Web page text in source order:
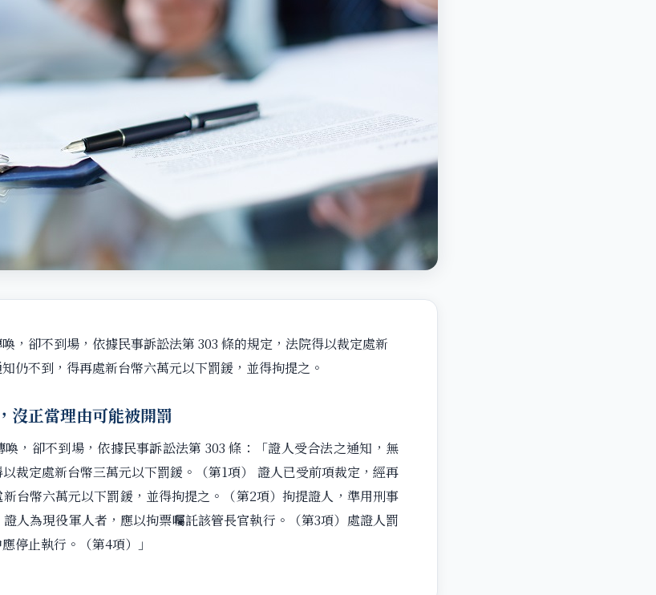
，卻不到場，依據民事訴訟法第 303 條的規定，法院得以裁定處新
仍不到，得再處新台幣六萬元以下罰鍰，並得拘提之。
沒正當理由可能被開罰
喚，卻不到場，依據民事訴訟法第 303 條：「證人受合法之通知，無
裁定處新台幣三萬元以下罰鍰。（第1項） 證人已受前項裁定，經再
台幣六萬元以下罰鍰，並得拘提之。（第2項）拘提證人，準用刑事
人為現役軍人者，應以拘票囑託該管長官執行。（第3項）處證人罰
停止執行。（第4項）」